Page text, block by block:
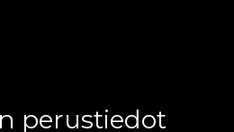
perustiedot